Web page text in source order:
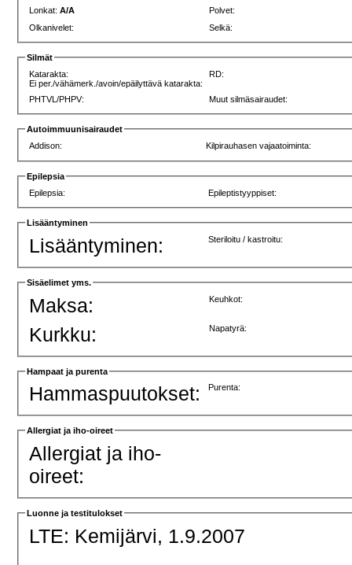
Lonkat:A/A
Polvet:
Olkanivelet:
Selkä:
Silmät
Katarakta:
Ei per./vähämerk./avoin/epäilyttävä katarakta:
RD:
PHTVL/PHPV: Muut silmäsairaudet:
Autoimmuunisairaudet
Addison:
Kilpirauhasen vajaatoiminta:
Epilepsia
Epilepsia:
Epileptistyyppiset:
Lisääntyminen
Lisääntyminen: Steriloitu / kastroitu:
Sisäelimet yms.
Maksa: Keuhkot:
Kurkku: Napatyrä:
Hampaat ja purenta
Hammaspuutokset: Purenta:
Allergiat ja iho-oireet
Allergiat ja iho-
oireet:
Luonne ja testitulokset
LTE: Kemijärvi, 1.9.2007